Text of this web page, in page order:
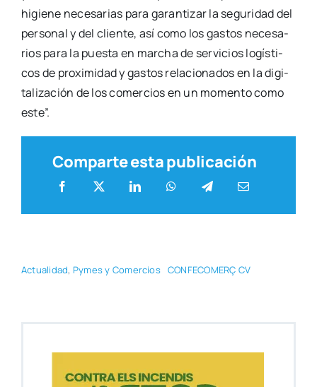
higie­ne nece­sa­rias para garan­ti­zar la segu­ri­dad del
per­so­nal y del clien­te, así como los gas­tos nece­sa­
rios para la pues­ta en mar­cha de ser­vi­cios logís­ti­
cos de pro­xi­mi­dad y gas­tos rela­cio­na­dos en la digi­
ta­li­za­ción de los comer­cios en un momen­to como
este”.
Comparte esta publicación
Actua­li­dad, Pymes y Comer­cios CONFECOMERÇ CV